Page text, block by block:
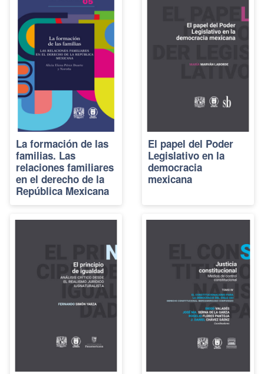
La formación de las
familias. Las
relaciones familiares
en el derecho de la
República Mexicana
El papel del Poder
Legislativo en la
democracia
mexicana